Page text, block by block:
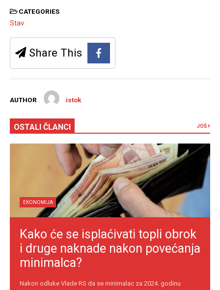
CATEGORIES
Stav
Share This
AUTHOR istok
OSTALI ČLANCI JOŠ
EKONOMIJA
Kako će se isplaćivati topli obrok
i druge naknade nakon povećanja
minimalca?
Nakon odluke Vlade RS da se minimalac za 2024. godinu